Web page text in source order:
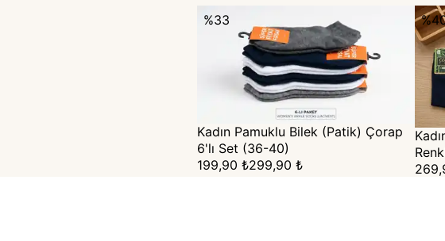
%33
Kadın Pamuklu Bilek (Patik) Çorap
6'lı Set (36-40)
199,90 ₺299,90 ₺
%